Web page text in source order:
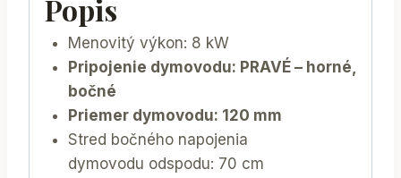
Popis
Menovitý výkon: 8 kW
Pripojenie dymovodu: PRAVÉ – horné,
bočné
Priemer dymovodu: 120 mm
Stred bočného napojenia
dymovodu odspodu: 70 cm